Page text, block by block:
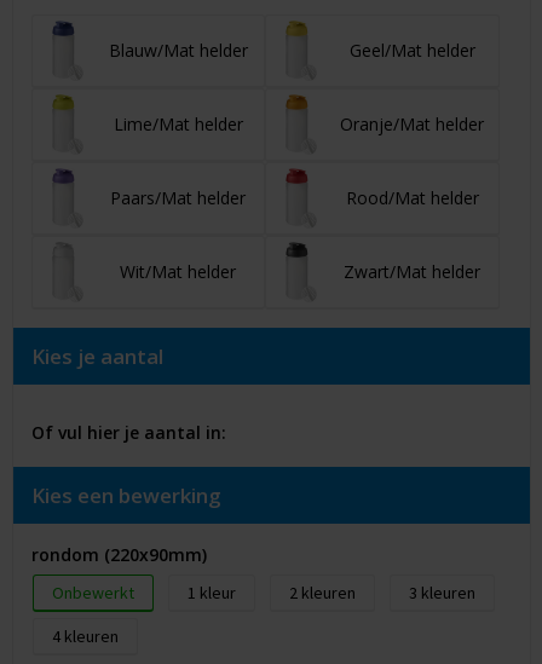
Blauw/Mat helder Geel/Mat helder
Lime/Mat helder Oranje/Mat helder
Paars/Mat helder Rood/Mat helder
Wit/Mat helder Zwart/Mat helder
Kies je aantal
Of vul hier je aantal in:
Kies een bewerking
rondom (220x90mm)
Onbewerkt 1 2
3
4